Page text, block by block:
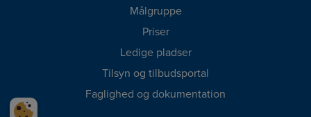
Målgruppe
Priser
Ledige pladser
Tilsyn og tilbudsportal
Faglighed og dokumentation